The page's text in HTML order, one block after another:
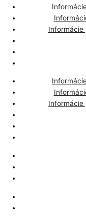
Informácie
Informácie